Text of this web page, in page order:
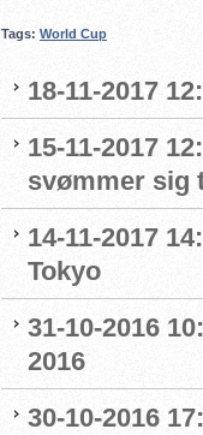
Tags: World Cup
18-11-2017
15-11-2017
svømmer sig
14-11-2017
Tokyo
31-10-2016
2016
30-10-2016